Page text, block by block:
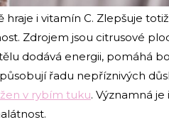
i vitamín C. Zlepšuje
Zdrojem jsou citrusové
dodává energii, pomáhá
řadu nepříznivých
v rybím tuku. Významná